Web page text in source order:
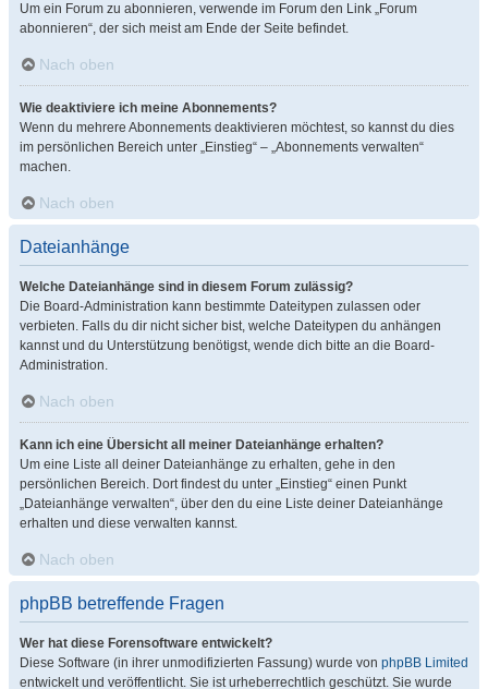
Um ein Forum zu abonnieren, verwende im Forum den Link „Forum
abonnieren“, der sich meist am Ende der Seite befindet.
Nach oben
Wie deaktiviere ich meine Abonnements?
Wenn du mehrere Abonnements deaktivieren möchtest, so kannst du dies
im persönlichen Bereich unter „Einstieg“ – „Abonnements verwalten“
machen.
Nach oben
Dateianhänge
Welche Dateianhänge sind in diesem Forum zulässig?
Die Board-Administration kann bestimmte Dateitypen zulassen oder
verbieten. Falls du dir nicht sicher bist, welche Dateitypen du anhängen
kannst und du Unterstützung benötigst, wende dich bitte an die Board-
Administration.
Nach oben
Kann ich eine Übersicht all meiner Dateianhänge erhalten?
Um eine Liste all deiner Dateianhänge zu erhalten, gehe in den
persönlichen Bereich. Dort findest du unter „Einstieg“ einen Punkt
„Dateianhänge verwalten“, über den du eine Liste deiner Dateianhänge
erhalten und diese verwalten kannst.
Nach oben
phpBB betreffende Fragen
Wer hat diese Forensoftware entwickelt?
Diese Software (in ihrer unmodifizierten Fassung) wurde von phpBB Limited
entwickelt und veröffentlicht. Sie ist urheberrechtlich geschützt. Sie wurde